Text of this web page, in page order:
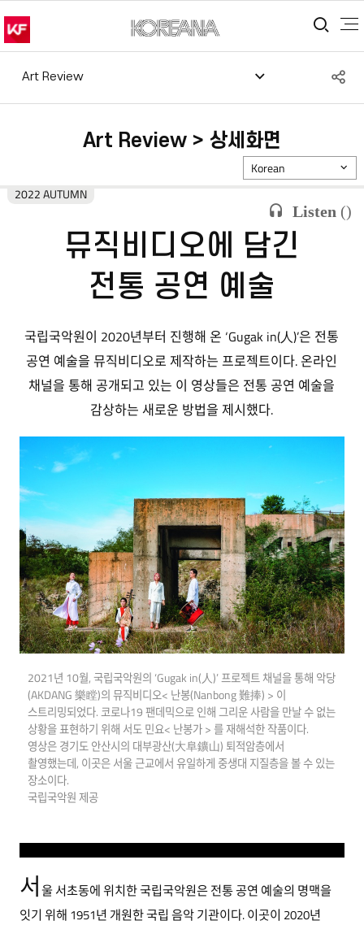
통
Art Review
Art Review > 상세화면
Listen ()
2022 AUTUMN
Korean
뮤직비디오에 담긴
전통 공연 예술
국립국악원이 2020년부터 진행해 온 ‘Gugak in(人)’은 전통
공연 예술을 뮤직비디오로 제작하는 프로젝트이다. 온라인
채널을 통해 공개되고 있는 이 영상들은 전통 공연 예술을
감상하는 새로운 방법을 제시했다.
2021년 10월, 국립국악원의 ‘Gugak in(人)’ 프로젝트 채널을 통해 악당
(AKDANG 樂瞠)의 뮤직비디오< 난봉(Nanbong 難捧) > 이
스트리밍되었다. 코로나19 팬데믹으로 인해 그리운 사람을 만날 수 없는
상황을 표현하기 위해 서도 민요< 난봉가 > 를 재해석한 작품이다.
영상은 경기도 안산시의 대부광산(大阜鑛山) 퇴적암층에서
촬영했는데, 이곳은 서울 근교에서 유일하게 중생대 지질층을 볼 수 있는
장소이다.
국립국악원 제공
서울 서초동에 위치한 국립국악원은 전통 공연 예술의 명맥을
잇기 위해 1951년 개원한 국립 음악 기관이다. 이곳이 2020년